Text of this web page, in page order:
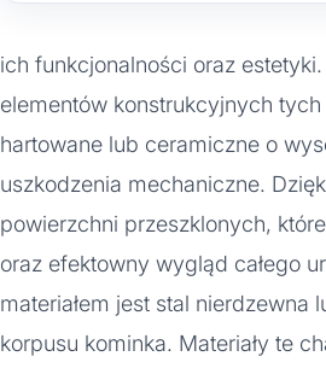
ich funkcjonalności oraz
elementów konstrukcyjnych
hartowane lub ceramiczne o
uszkodzenia mechaniczne.
powierzchni przeszklonych,
oraz efektowny wygląd całego
materiałem jest stal
korpusu kominka. Materiały te